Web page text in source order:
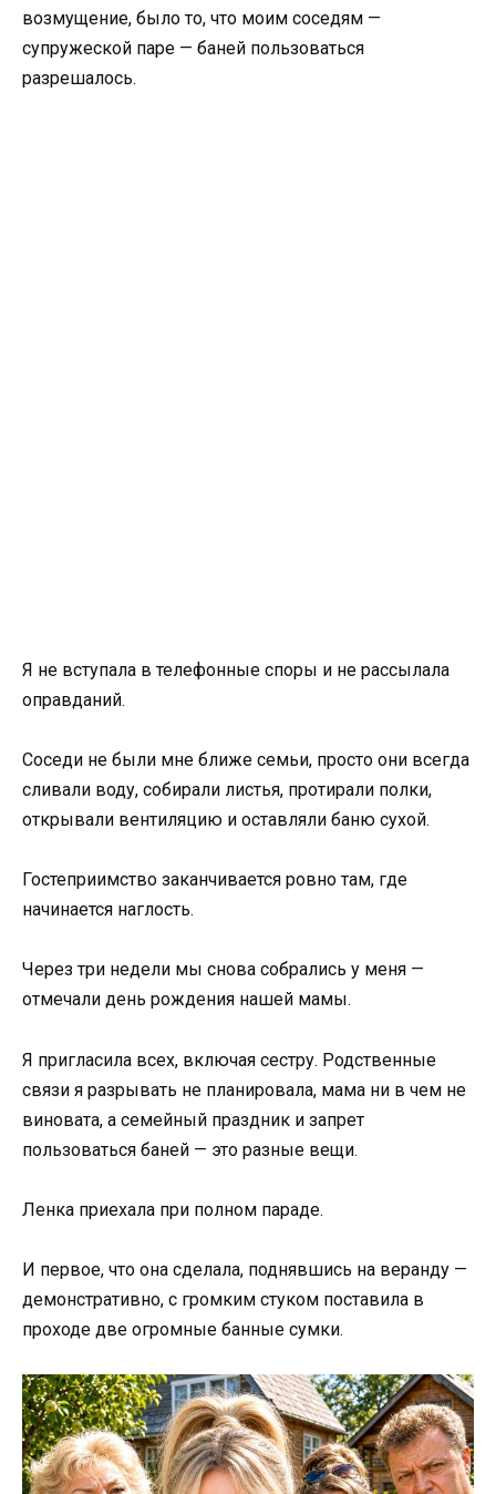
возмущение, было то, что моим соседям —
супружеской паре — баней пользоваться
разрешалось.
Я не вступала в телефонные споры и не рассылала
оправданий.
Соседи не были мне ближе семьи, просто они всегда
сливали воду, собирали листья, протирали полки,
открывали вентиляцию и оставляли баню сухой.
Гостеприимство заканчивается ровно там, где
начинается наглость.
Через три недели мы снова собрались у меня —
отмечали день рождения нашей мамы.
Я пригласила всех, включая сестру. Родственные
связи я разрывать не планировала, мама ни в чем не
виновата, а семейный праздник и запрет
пользоваться баней — это разные вещи.
Ленка приехала при полном параде.
И первое, что она сделала, поднявшись на веранду —
демонстративно, с громким стуком поставила в
проходе две огромные банные сумки.